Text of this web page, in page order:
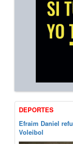
DEPORTES
Efraim Daniel
Voleibol